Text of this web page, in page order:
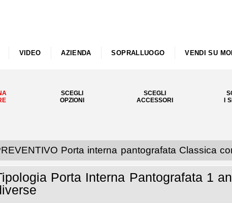
VIDEO AZIENDA SOPRALLUOGO VENDI SU
SCEGLI
OPZIONI
SCEGLI
ACCESSORI
I
Porta interna pantografata Classica
Porta Interna Pantografata 1